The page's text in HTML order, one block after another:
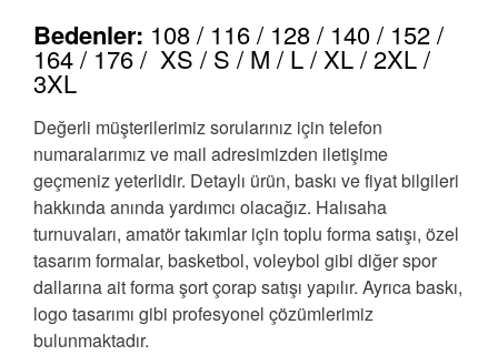
Bedenler: 108 / 116 / 128 / 140 / 152 /
164 / 176 / XS / S / M / L / XL / 2XL /
3XL
Değerli müşterilerimiz sorularınız için telefon
numaralarımız ve mail adresimizden iletişime
geçmeniz yeterlidir. Detaylı ürün, baskı ve fiyat bilgileri
hakkında anında yardımcı olacağız. Halısaha
turnuvaları, amatör takımlar için toplu forma satışı, özel
tasarım formalar, basketbol, voleybol gibi diğer spor
dallarına ait forma şort çorap satışı yapılır. Ayrıca baskı,
logo tasarımı gibi profesyonel çözümlerimiz
bulunmaktadır.